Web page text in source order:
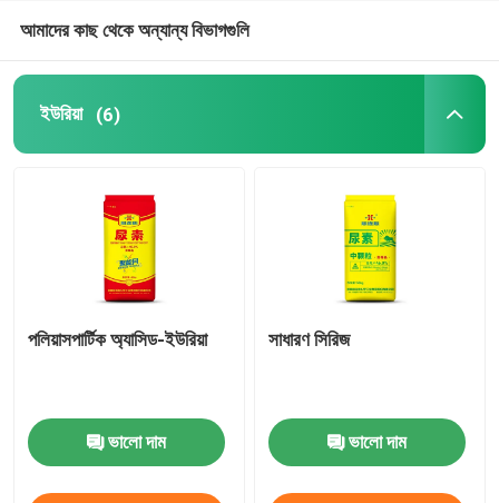
আমাদের কাছ থেকে অন্যান্য বিভাগগুলি
ইউরিয়া (6)
পলিয়াসপার্টিক অ্যাসিড-ইউরিয়া
ভালো দাম
সাধারণ সিরিজ
ভালো দাম